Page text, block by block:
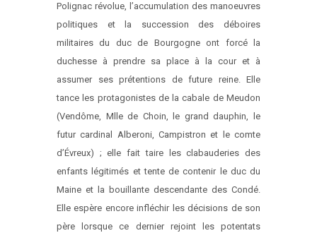
Polignac révolue, l’accumulation des manoeuvres
politiques et la succession des déboires
militaires du duc de Bourgogne ont forcé la
duchesse à prendre sa place à la cour et à
assumer ses prétentions de future reine. Elle
tance les protagonistes de la cabale de Meudon
(Vendôme, Mlle de Choin, le grand dauphin, le
futur cardinal Alberoni, Campistron et le comte
d’Évreux) ; elle fait taire les clabauderies des
enfants légitimés et tente de contenir le duc du
Maine et la bouillante descendante des Condé.
Elle espère encore infléchir les décisions de son
père lorsque ce dernier rejoint les potentats